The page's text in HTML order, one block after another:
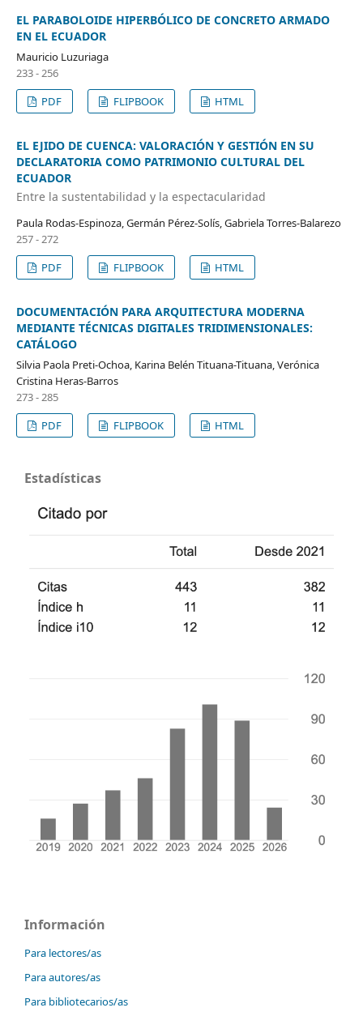
EL PARABOLOIDE HIPERBÓLICO DE CONCRETO ARMADO
EN EL ECUADOR
Mauricio Luzuriaga
233 - 256
PDF
FLIPBOOK HTML
EL EJIDO DE CUENCA: VALORACIÓN Y GESTIÓN EN SU
DECLARATORIA COMO PATRIMONIO CULTURAL DEL
ECUADOR
Entre la sustentabilidad y la espectacularidad
Paula Rodas-Espinoza, Germán Pérez-Solís, Gabriela Torres-Balarezo
257 - 272
PDF
FLIPBOOK HTML
DOCUMENTACIÓN PARA ARQUITECTURA MODERNA
MEDIANTE TÉCNICAS DIGITALES TRIDIMENSIONALES:
CATÁLOGO
Silvia Paola Preti-Ochoa, Karina Belén Tituana-Tituana, Verónica
Cristina Heras-Barros
273 - 285
PDF
FLIPBOOK HTML
Estadísticas
Información
Para lectores/as
Para autores/as
Para bibliotecarios/as